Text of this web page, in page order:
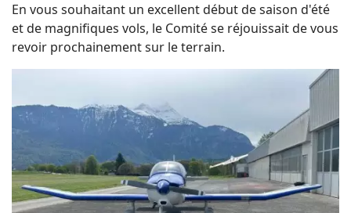
En vous souhaitant un excellent début de saison d'été
et de magnifiques vols, le Comité se réjouissait de vous
revoir prochainement sur le terrain.